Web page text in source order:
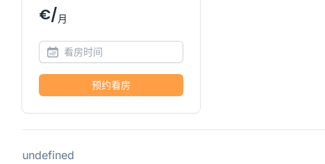
€/月
预约看房
undefined